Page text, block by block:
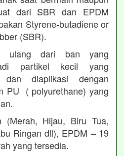
dari SBR dan EPDM
Styrene-butadiene or
(SBR).
ulang dari ban yang
partikel kecil yang
dan diaplikasi dengan
PU ( polyurethane) yang
(Merah, Hijau, Biru Tua,
Ringan dll), EPDM – 19
yang tersedia.